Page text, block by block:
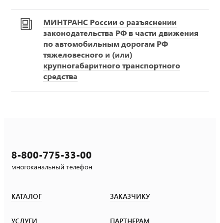
МИНТРАНС России о разъяснении
законодательства РФ в части движения
по автомобильным дорогам РФ
тяжеловесного и (или)
крупногабаритного транспортного
средства
8-800-775-33-00
многоканальный телефон
КАТАЛОГ ЗАКАЗЧИКУ
УСЛУГИ ПАРТНЕРАМ